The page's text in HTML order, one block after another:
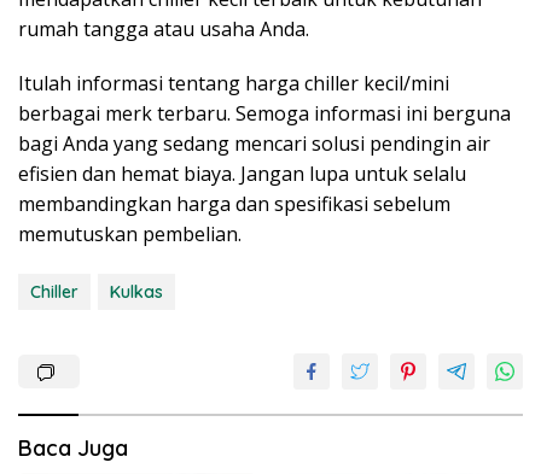
rumah tangga atau usaha Anda.
Itulah informasi tentang harga chiller kecil/mini
berbagai merk terbaru. Semoga informasi ini berguna
bagi Anda yang sedang mencari solusi pendingin air
efisien dan hemat biaya. Jangan lupa untuk selalu
membandingkan harga dan spesifikasi sebelum
memutuskan pembelian.
Chiller Kulkas
Baca Juga